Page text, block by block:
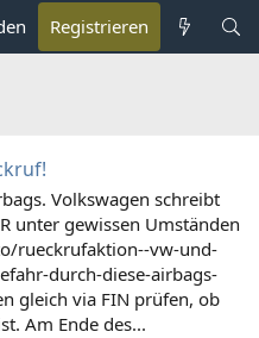
Registrieren
Volkswagen schreibt
unter gewissen Umständen
rueckrufaktion--vw-und-
durch-diese-airbags-
gleich via FIN prüfen, ob
Am Ende des...